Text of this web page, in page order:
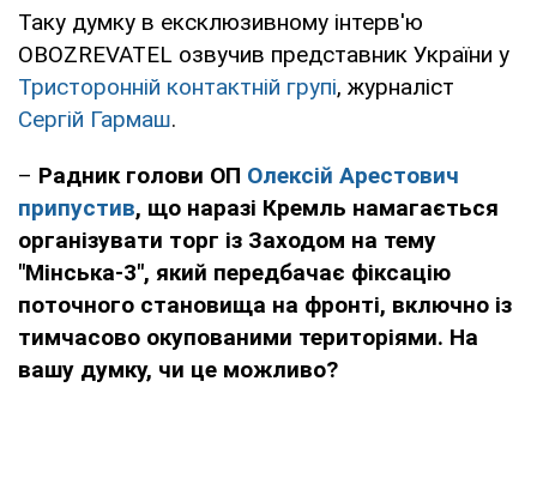
Таку думку в ексклюзивному інтерв'ю
OBOZREVATEL озвучив представник України у
Тристоронній контактній групі, журналіст
Сергій Гармаш.
– Радник голови ОП Олексій Арестович
припустив, що наразі Кремль намагається
організувати торг із Заходом на тему
"Мінська-3", який передбачає фіксацію
поточного становища на фронті, включно із
тимчасово окупованими територіями. На
вашу думку, чи це можливо?